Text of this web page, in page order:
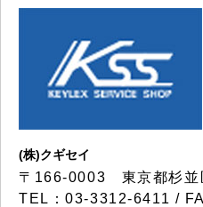
(株)クギセイ
〒166-0003 東京都杉並
TEL：03-3312-6411 /